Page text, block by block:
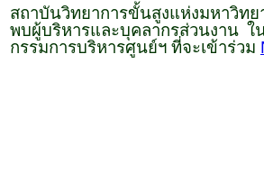
สถาบันวิทยาการขั้นสูงแห่งมหาวิท
พบผู้บริหารและบุคลากรส่วนงาน
กรรมการบริหารศูนย์ฯ ที่จะเข้าร่วม